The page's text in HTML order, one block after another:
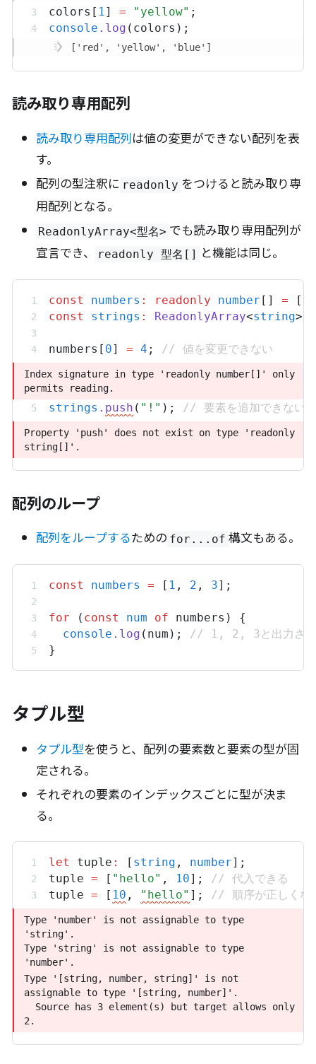
colors [ 1 ] = "yellow" ;
console . log ( colors );
['red', 'yellow', 'blue']
読み取り専用配列
読み取り専用配列は値の変更ができない配列を表
す。
配列の型注釈に readonly をつけると読み取り専
用配列となる。
ReadonlyArray<型名> でも読み取り専用配列が
宣言でき、
readonly 型名[] と機能は同じ。
const numbers : readonly number [] = [
const
strings : ReadonlyArray<string>
numbers [ 0] = 4 ; // 値を変更できない
Index signature in type 'readonly number[]' only
permits reading.
Index signature in type 'readonly number[]' only
permits reading.
strings . push ( "!" ); // 要素を追加できない
Property 'push' does not exist on type 'readonly
string[]'.
Property 'push' does not exist on type 'readonly
string[]'.
配列のループ
配列をループするための for...of 構文もある。
const numbers = [ 1 , 2 , 3];
for ( const num of numbers ) {
console . log ( num ); // 1, 2, 3と出力さ
}
タプル型
タプル型を使うと、配列の要素数と要素の型が固
定される。
それぞれの要素のインデックスごとに型が決ま
る。
let tuple : [ string , number];
tuple = [ "hello" , 10];
// 代入できる
tuple = [ 10 , "hello" ]; // 順序が正しくな
Type 'number' is not assignable to type
'string'.
Type 'string' is not assignable to type
'number'.
Type 'number' is not assignable to type 'string'.
Type 'string' is not assignable to type 'number'.
tuple = ["hello", 10, "world"
Type '[string, number, string]' is not
assignable to type '[string, number]'.
2.
Type '[string, number, string]' is not assignable
to type '[string, number]'.
2.